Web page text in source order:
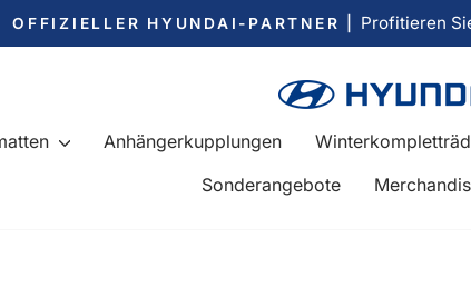
Pause
Diashow
OFFIZIELLER HYUNDAI-PARTNER | Profitieren
Anhängerkupplungen
Sonderangebote